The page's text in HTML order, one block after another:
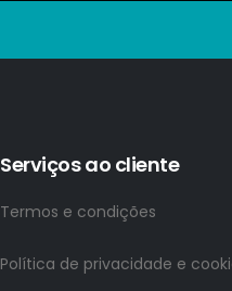
Serviços ao cliente
Termos e condições
Política de privacidade e